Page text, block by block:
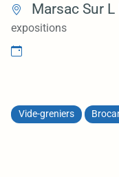
Marsac Sur
expositions
Vide-greniers